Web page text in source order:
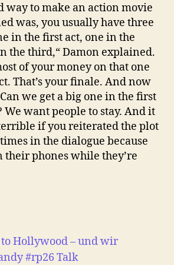
way to make an action movie
was, you usually have three
in the first act, one in the
the third,“ Damon explained.
of your money on that one
That’s your finale. And now
we get a big one in the first
want people to stay. And it
if you reiterated the plot
in the dialogue because
their phones while they’re
to Hollywood – und wir
#rp26 Talk